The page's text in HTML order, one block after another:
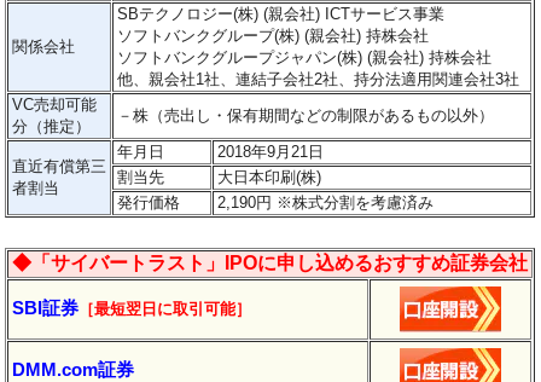
関係会社
SBテクノロジー(株) (親会社) ICTサービス事業
ソフトバンクグループ(株) (親会社) 持株会社
ソフトバンクグループジャパン(株) (親会社) 持株会社
他、親会社1社、連結子会社2社、持分法適用関連会社3社
VC売却可能
分（推定）
－株（売出し・保有期間などの制限があるもの以外）
直近有償第三
者割当
年月日
2018年9月21日
割当先
大日本印刷(株)
発行価格
2,190円 ※株式分割を考慮済み
◆「サイバートラスト」IPOに申し込めるおすすめ証券会社
SBI証券 ［最短翌日に取引可能］
DMM.com証券